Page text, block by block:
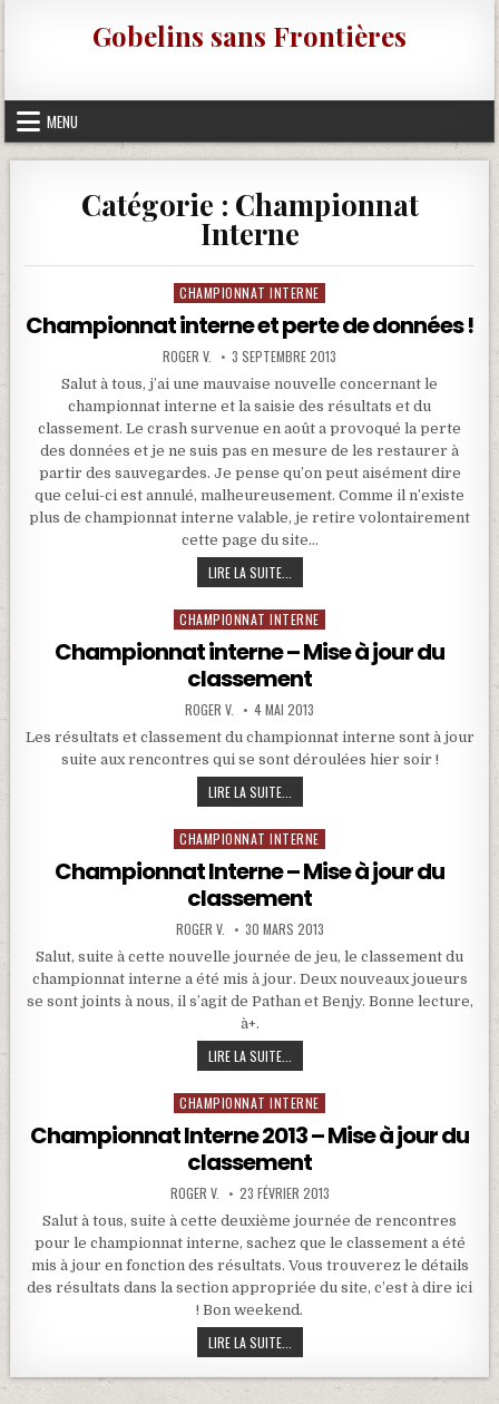
Gobelins sans Frontières
MENU
Catégorie : Championnat
Interne
Posted in
CHAMPIONNAT INTERNE
Championnat interne et perte de données !
ROGER V. 3 SEPTEMBRE 2013
Salut à tous, j’ai une mauvaise nouvelle concernant le
championnat interne et la saisie des résultats et du
classement. Le crash survenue en août a provoqué la perte
des données et je ne suis pas en mesure de les restaurer à
partir des sauvegardes. Je pense qu’on peut aisément dire
que celui-ci est annulé, malheureusement. Comme il n’existe
plus de championnat interne valable, je retire volontairement
cette page du site…
LIRE LA SUITE...
Posted in
CHAMPIONNAT INTERNE
Championnat interne – Mise à jour du
classement
ROGER V. 4 MAI 2013
Les résultats et classement du championnat interne sont à jour
suite aux rencontres qui se sont déroulées hier soir !
LIRE LA SUITE...
Posted in
CHAMPIONNAT INTERNE
Championnat Interne – Mise à jour du
classement
ROGER V. 30 MARS 2013
Salut, suite à cette nouvelle journée de jeu, le classement du
championnat interne a été mis à jour. Deux nouveaux joueurs
se sont joints à nous, il s’agit de Pathan et Benjy. Bonne lecture,
à+.
LIRE LA SUITE...
Posted in
CHAMPIONNAT INTERNE
Championnat Interne 2013 – Mise à jour du
classement
ROGER V. 23 FÉVRIER 2013
Salut à tous, suite à cette deuxième journée de rencontres
pour le championnat interne, sachez que le classement a été
mis à jour en fonction des résultats. Vous trouverez le détails
des résultats dans la section appropriée du site, c’est à dire ici
! Bon weekend.
LIRE LA SUITE...